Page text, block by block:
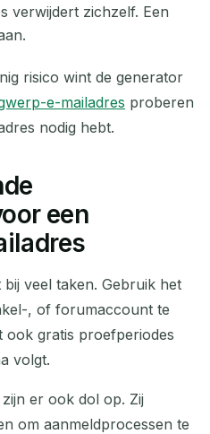
verwijdert zichzelf. Een
risico wint de generator
e-mailadres proberen
nodig hebt.
een
veel taken. Gebruik het
, of forumaccount te
ook gratis proefperiodes
volgt.
er ook dol op. Zij
om aanmeldprocessen te